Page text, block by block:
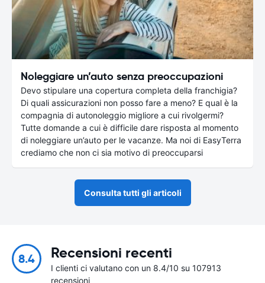
Noleggiare un’auto senza preoccupazioni
Devo stipulare una copertura completa della franchigia?
Di quali assicurazioni non posso fare a meno? E qual è la
compagnia di autonoleggio migliore a cui rivolgermi?
Tutte domande a cui è difficile dare risposta al momento
di noleggiare un’auto per le vacanze. Ma noi di EasyTerra
crediamo che non ci sia motivo di preoccuparsi
Consulta tutti gli articoli
8.4 Recensioni recenti
I clienti ci valutano con un 8.4/10 su 107913
recensioni